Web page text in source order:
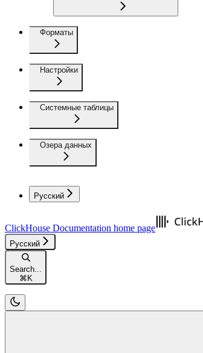
Форматы
Настройки
Системные таблицы
Озера данных
Русский
ClickHouse Documentation home page
Русский
Search...
⌘K